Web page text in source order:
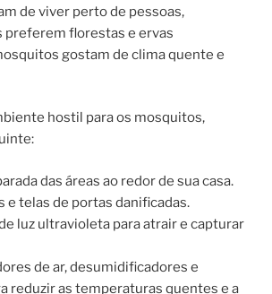
de viver perto de pessoas,
preferem florestas e ervas
gostam de clima quente e
hostil para os mosquitos,
das áreas ao redor de sua casa.
e telas de portas danificadas.
luz ultravioleta para atrair e capturar
de ar, desumidificadores e
reduzir as temperaturas quentes e a